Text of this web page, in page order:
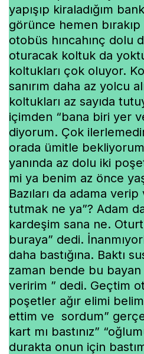
yapışıp kiraladığım
görünce hemen bırakıp
otobüs hıncahınç dolu
oturacak koltuk da
koltukları çok oluyor.
sanırım daha az yolcu
koltukları az sayıda
içimden “bana biri yer
diyorum. Çok
orada ümitle
yanında az dolu iki
mi ya benim az önce
Bazıları da adama
tutmak ne ya”? Adam
kardeşim sana ne.
buraya” dedi.
daha bastığına. Baktı
zaman bende bu
veririm ” dedi. Geçtim
poşetler ağır elimi
ettim ve sordum”
kart mı bastınız”
durakta onun için